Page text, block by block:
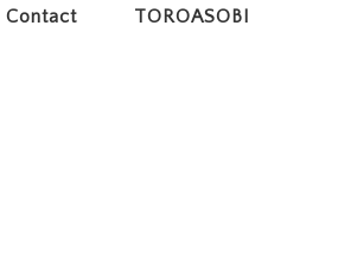
Contact TOROASOBI